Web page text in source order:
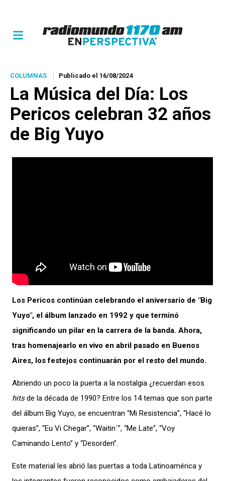
COLUMNAS Publicado el 16/08/2024
La Música del Día: Los
Pericos celebran 32 años
de Big Yuyo
Los Pericos continúan celebrando el aniversario de "Big
Yuyo", el álbum lanzado en 1992 y que terminó
significando un pilar en la carrera de la banda. Ahora,
tras homenajearlo en vivo en abril pasado en Buenos
Aires, los festejos continuarán por el resto del mundo.
Abriendo un poco la puerta a la nostalgia ¿recuerdan esos
hitsde la década de 1990? Entre los 14 temas que son parte
del álbum Big Yuyo, se encuentran “Mi Resistencia”, “Hacé lo
quieras”, “Eu Vi Chegar”, “Waitin´”, “Me Late”, “Voy
Caminando Lento” y “Desorden”.
Este material les abrió las puertas a toda Latinoamérica y